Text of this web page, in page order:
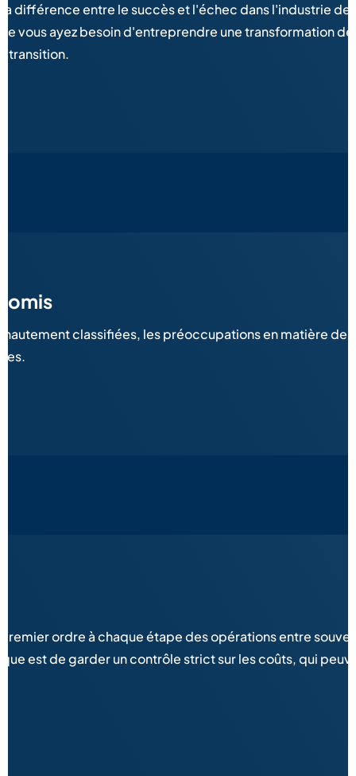
différence entre le succès et l'échec dans l'industrie
vous ayez besoin d'entreprendre une transformation
transition.
hautement classifiées, les préoccupations en matière
ordre à chaque étape des opérations entre
est de garder un contrôle strict sur les coûts, qui